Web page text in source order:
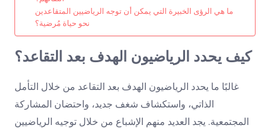
ما هي الرؤى الخبيرة التي يمكن أن توجه الرياضيين المتقاعدين
نحو حياة مُرضية؟
كيف يحدد الرياضيون الهدف بعد التقاعد؟
غالبًا ما يحدد الرياضيون الهدف بعد التقاعد من خلال التأمل
الذاتي، واستكشاف شغف جديد، واحتضان المشاركة
المجتمعية. يجد العديد منهم الإشباع من خلال توجيه الرياضيين